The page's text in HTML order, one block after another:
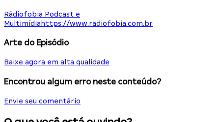
Rádiofobia Podcast e
Multimídia https://www.radiofobia.com.br
Arte do Episódio
Baixe agora em alta qualidade
Encontrou algum erro neste conteúdo?
Envie seu comentário